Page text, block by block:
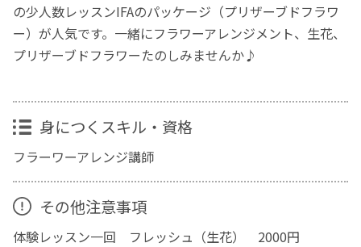
の少人数レッスンIFAのパッケージ（プリザーブドフラワ
ー）が人気です。一緒にフラワーアレンジメント、生花、
プリザーブドフラワーたのしみませんか♪
身につくスキル・資格
フラーワーアレンジ講師
その他注意事項
体験レッスン一回 フレッシュ（生花） 2000円